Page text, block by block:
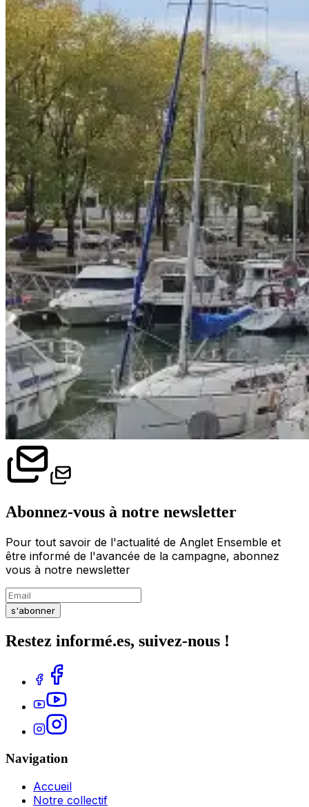
Abonnez-vous à notre newsletter
Pour tout savoir de l'actualité de Anglet Ensemble et
être informé de l'avancée de la campagne, abonnez
vous à notre newsletter
s'abonner
Restez informé.es, suivez-nous !
Navigation
Accueil
Notre collectif